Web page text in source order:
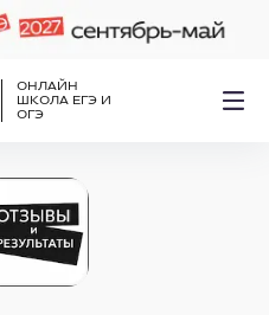
ОНЛАЙН
ШКОЛА ЕГЭ И
ОГЭ